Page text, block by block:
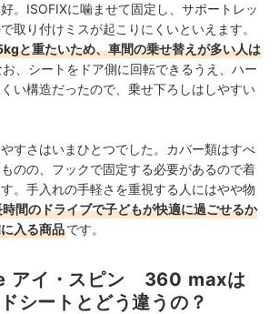
。ISOFIXに噛ませて固定し、サポートレッ
取り付けミスが起こりにくいといえます。
と重たいため、車間の乗せ替えが多い人は
お、シートをドア側に回転できるうえ、ハー
い構造だったので、乗せ下ろしはしやすい
すさはいまひとつでした。カバー類はすべ
のの、フックで固定する必要があるので着
。手入れの手軽さを重視する人にはやや物
時間のドライブで子どもが快適に過ごせるか
入る商品です。
アイ・スピン 360 maxは
シートとどう違うの？